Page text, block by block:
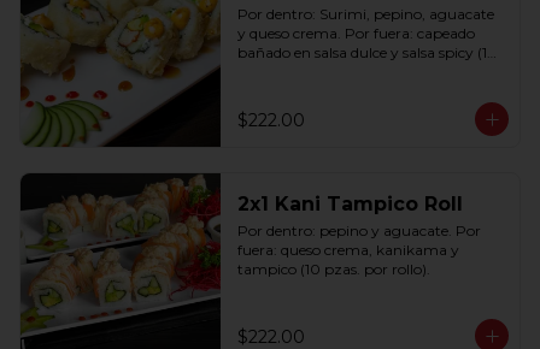
Por dentro: Surimi, pepino, aguacate
y queso crema. Por fuera: capeado
bañado en salsa dulce y salsa spicy (10
$222.00
2x1 Kani Tampico Roll
Por dentro: pepino y aguacate. Por
fuera: queso crema, kanikama y
tampico (10 pzas. por rollo).
$222.00